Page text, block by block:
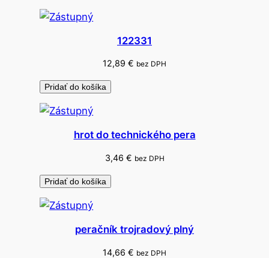
n
z
n
a
p
e
d
i
b
122331
12,89 € bez DPH
Pridať do košíka
hrot do technického pera
3,46 € bez DPH
Pridať do košíka
peračník trojradový plný
14,66 € bez DPH